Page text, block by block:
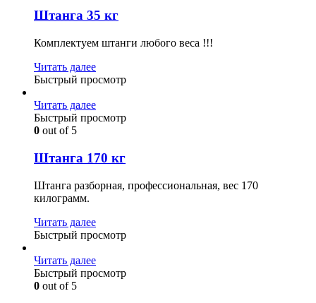
Штанга 35 кг
Комплектуем штанги любого веса !!!
Читать далее
Быстрый просмотр
Читать далее
Быстрый просмотр
0 out of 5
Штанга 170 кг
Штанга разборная, профессиональная, вес 170
килограмм.
Читать далее
Быстрый просмотр
Читать далее
Быстрый просмотр
0 out of 5